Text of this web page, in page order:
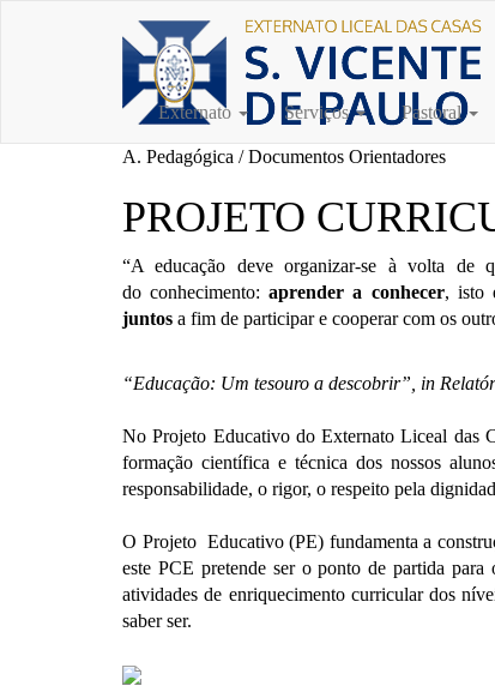
Externato Serviços Pastoral
A. Pedagógica / Documentos Orientadores
PROJETO
“A educação deve organizar-se à volta de
doconhecimento:aprender a conhecer, isto
juntos a fim de participar e cooperar com os
“Educação: Um tesouro a descobrir”, in
No Projeto Educativo do Externato Liceal das
formação científica e técnica dos nossos
responsabilidade, o rigor, o respeito pela
O Projeto Educativo (PE) fundamenta a
este PCE pretende ser o ponto de partida para
atividades de enriquecimento curricular dos
saber ser.